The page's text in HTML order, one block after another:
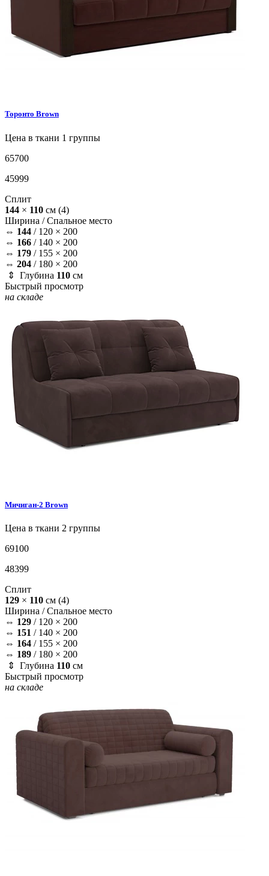
Торонто Brown
Цена в ткани 1 группы
65700
45999
Сплит
144 × 110 см (4)
Ширина /Спальное место
⇔ 144 / 120 × 200
⇔ 166 / 140 × 200
⇔ 179 / 155 × 200
⇔ 204 / 180 × 200
⇕ Глубина 110 см
Быстрый просмотр
на складе
Мичиган-2 Brown
Цена в ткани 2 группы
69100
48399
Сплит
129 × 110 см (4)
Ширина /Спальное место
⇔ 129 / 120 × 200
⇔ 151 / 140 × 200
⇔ 164 / 155 × 200
⇔ 189 / 180 × 200
⇕ Глубина 110 см
Быстрый просмотр
на складе